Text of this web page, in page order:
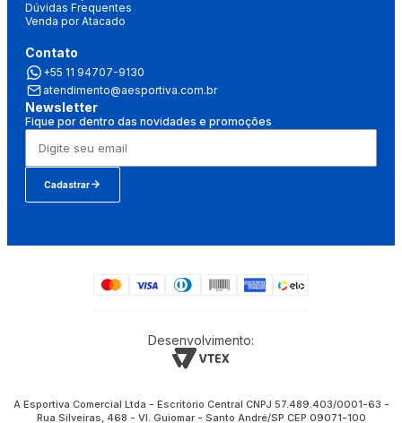
Dúvidas Frequentes
Venda por Atacado
Contato
+55 11 94707-9130
atendimento@aesportiva.com.br
Newsletter
Fique por dentro das novidades e promoções
Cadastrar
Desenvolvimento:
A Esportiva Comercial Ltda - Escritório Central CNPJ 57.489.403/0001-63 -
Rua Silveiras, 468 - Vl. Guiomar - Santo André/SP CEP 09071-100